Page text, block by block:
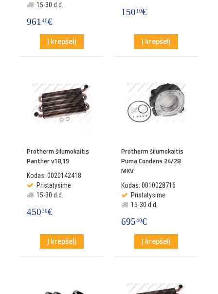
15-30 d.d.
96140€
Į krepšelį
150 10€
Į krepšelį
Protherm šilumokaitis
Panther v18,19
Kodas: 0020142418
Pristatysime
15-30 d.d.
45030€
Į krepšelį
Protherm šilumokaitis
Puma Condens 24/28
MKV
Kodas: 0010028716
Pristatysime
15-30 d.d.
69540€
Į krepšelį